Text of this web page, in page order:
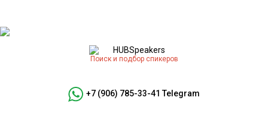
Поиск и подбор спикеров
+7 (906) 785-33-41 Telegram